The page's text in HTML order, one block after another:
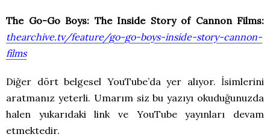
The Go-Go Boys: The Inside Story of Cannon Films:
thearchive.tv/feature/go-go-boys-inside-story-cannon-
films
Diğer dört belgesel YouTube’da yer alıyor. İsimlerini
aratmanız yeterli. Umarım siz bu yazıyı okuduğunuzda
halen yukarıdaki link ve YouTube yayınları devam
etmektedir.